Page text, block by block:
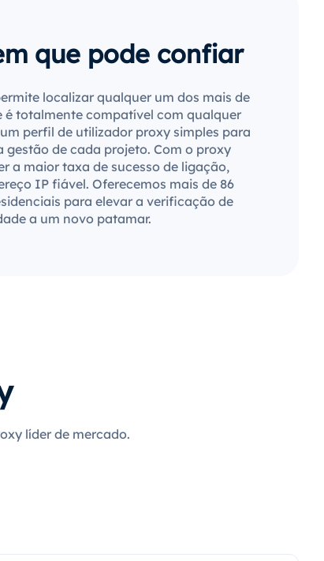
que pode confiar
localizar qualquer um dos mais de
é totalmente compatível com qualquer
perfil de utilizador proxy simples para
gestão de cada projeto. Com o proxy
a maior taxa de sucesso de ligação,
IP fiável. Oferecemos mais de 86
para elevar a verificação de
a um novo patamar.
líder de mercado.